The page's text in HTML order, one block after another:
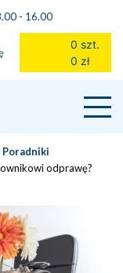
- 16.00
0 szt.
0 zł
Poradniki
odprawę?